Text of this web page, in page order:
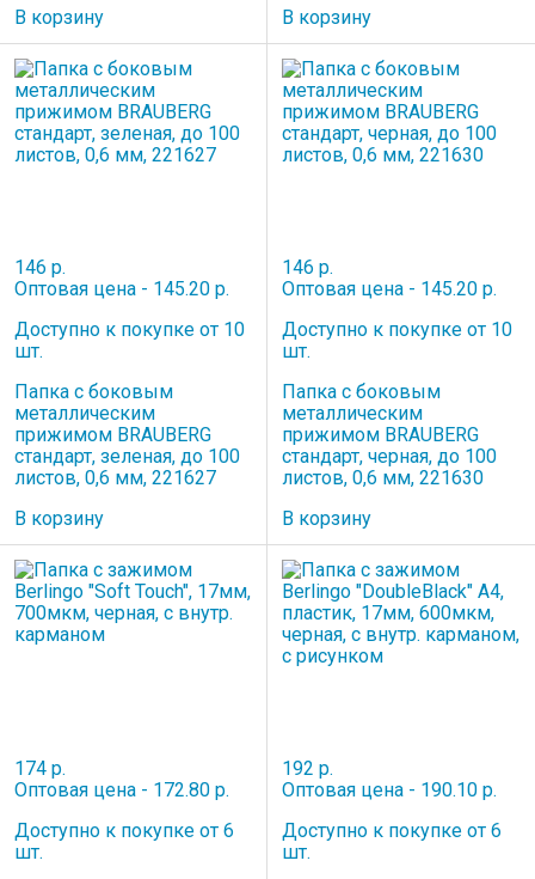
В корзину В корзину
146 р.
Оптовая цена - 145.20 р.
Доступно к покупке от 10
шт.
Папка с боковым
металлическим
прижимом BRAUBERG
стандарт, зеленая, до 100
листов, 0,6 мм, 221627
В корзину
146 р.
Оптовая цена - 145.20 р.
Доступно к покупке от 10
шт.
Папка с боковым
металлическим
прижимом BRAUBERG
стандарт, черная, до 100
листов, 0,6 мм, 221630
В корзину
174 р.
Оптовая цена - 172.80 р.
Доступно к покупке от 6
шт.
192 р.
Оптовая цена - 190.10 р.
Доступно к покупке от 6
шт.